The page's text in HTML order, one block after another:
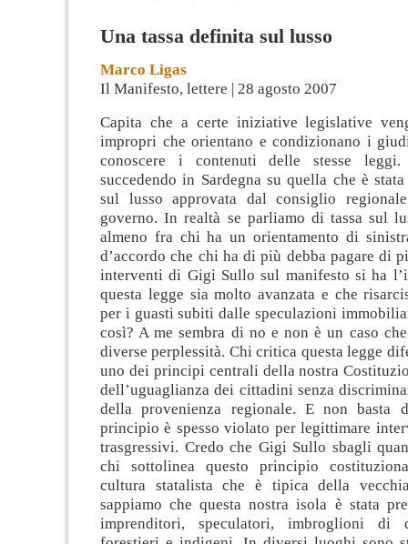
Una tassa definita sul lusso
Marco Ligas
Il Manifesto, lettere | 28 agosto 2007
Capita che a certe iniziative legislative
impropri che orientano e condizionano i
conoscere i contenuti delle stesse
succedendo in Sardegna su quella che è
sul lusso approvata dal consiglio
governo. In realtà se parliamo di tassa sul
almeno fra chi ha un orientamento di
d’accordo che chi ha di più debba pagare di
interventi di Gigi Sullo sul manifesto si ha
questa legge sia molto avanzata e che
per i guasti subiti dalle speculazioni
così? A me sembra di no e non è un caso
diverse perplessità. Chi critica questa legge
uno dei principi centrali della nostra
dell’uguaglianza dei cittadini senza
della provenienza regionale. E non basta
principio è spesso violato per legittimare
trasgressivi. Credo che Gigi Sullo sbagli
chi sottolinea questo principio
cultura statalista che è tipica della
sappiamo che questa nostra isola è stata
imprenditori, speculatori, imbroglioni di